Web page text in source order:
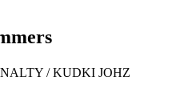
/ KUDKI JOHZ